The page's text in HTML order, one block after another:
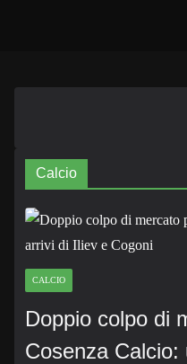
Calcio
CALCIO
Doppio colpo di
Cosenza Calcio: